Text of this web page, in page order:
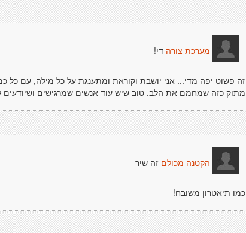
מערכת צורה די!
זה פשוט יפה מדי... אני יושבת וקוראת ומתענגת על כל מילה, עם כל
מתוק כזה שמחמם את הלב. טוב שיש עוד אנשים שמרגישים ושיודעים
הקטנה מכולם זה שיר-
כמו תיאטרון משובח!